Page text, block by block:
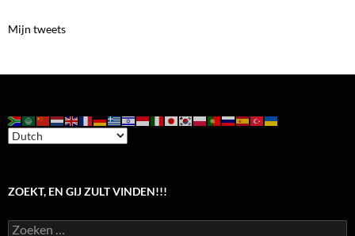
Mijn tweets
ZOEKT, EN GIJ ZULT VINDEN!!!
Zoeken